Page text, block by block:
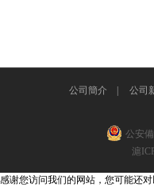
公司簡介 公司
公安
滬
感谢您访问我们的网站，您可能还对